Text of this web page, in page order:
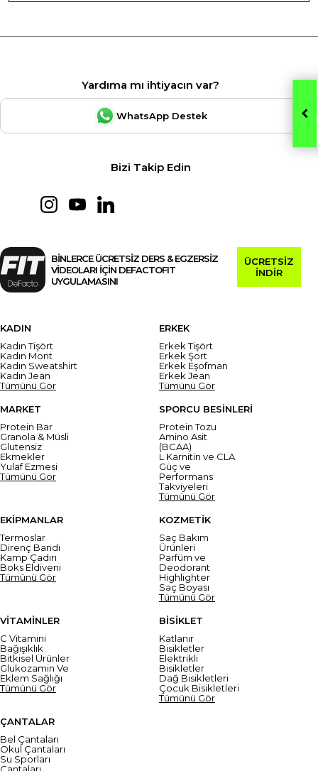
Yardıma mı ihtiyacın var?
WhatsApp Destek
Bizi Takip Edin
BİNLERCE ÜCRETSİZ DERS & EGZERSİZ
VİDEOLARI İÇİN DEFACTOFIT
UYGULAMASINI
ÜCRETSİZ
İNDİR
KADIN
Kadın Tişört
Kadın Mont
Kadın Sweatshirt
Kadın Jean
Tümünü Gör
ERKEK
Erkek Tişört
Erkek Şort
Erkek Eşofman
Erkek Jean
Tümünü Gör
MARKET
Protein Bar
Granola & Müsli
Glutensiz
Ekmekler
Yulaf Ezmesi
Tümünü Gör
SPORCU BESİNLERİ
Protein Tozu
Amino Asit
(BCAA)
L Karnitin ve CLA
Güç ve
Performans
Takviyeleri
Tümünü Gör
EKİPMANLAR
Termoslar
Direnç Bandı
Kamp Çadırı
Boks Eldiveni
Tümünü Gör
KOZMETİK
Saç Bakım
Ürünleri
Parfüm ve
Deodorant
Highlighter
Saç Boyası
Tümünü Gör
VİTAMİNLER
C Vitamini
Bağışıklık
Bitkisel Ürünler
Glukozamin Ve
Eklem Sağlığı
Tümünü Gör
BİSİKLET
Katlanır
Bisikletler
Elektrikli
Bisikletler
Dağ Bisikletleri
Çocuk Bisikletleri
Tümünü Gör
ÇANTALAR
Bel Çantaları
Okul Çantaları
Su Sporları